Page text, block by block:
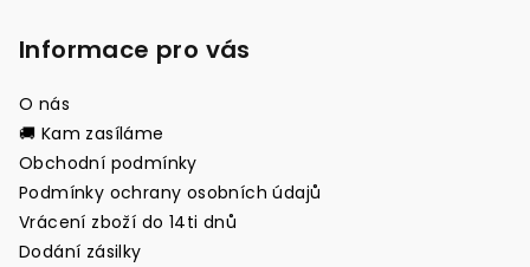
Informace pro vás
O nás
🚚 Kam zasíláme
Obchodní podmínky
Podmínky ochrany osobních údajů
Vrácení zboží do 14ti dnů
Dodání zásilky